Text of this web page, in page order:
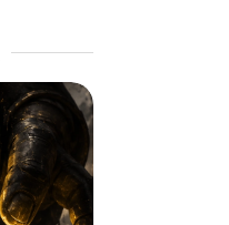
Facebook